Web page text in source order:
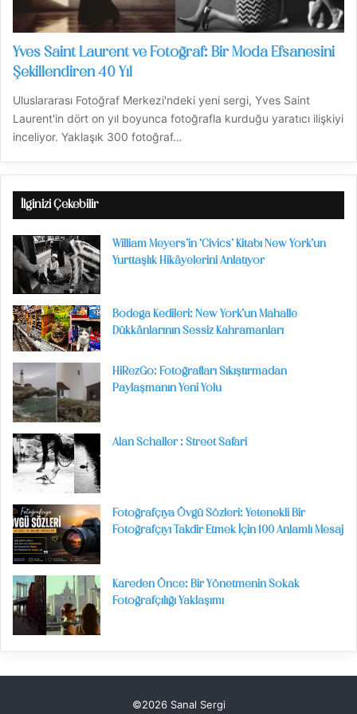
Yves Saint Laurent ve Fotoğraf: Bir Moda Efsanesini
Şekillendiren 40 Yıl
Uluslararası Fotoğraf Merkezi'ndeki yeni sergi, Yves Saint
Laurent'in dört on yıl boyunca fotoğrafla kurduğu yaratıcı ilişkiyi
inceliyor. Yaklaşık 300 fotoğraf…
İlginizi Çekebilir
William Meyers’in ‘Civics’ Kitabı New York’un
Yurttaşlık Hikâyelerini Anlatıyor
Bodega Kedileri: New York’un Mahalle
Dükkânlarının Sessiz Kahramanları
HiRezGo: Fotoğrafları Sıkıştırmadan
Paylaşmanın Yeni Yolu
Alan Schaller : Street Safari
Fotoğrafçıya Övgü Sözleri: Yetenekli Bir
Fotoğrafçıyı Takdir Etmek İçin 100 Anlamlı Mesaj
Kareden Önce: Bir Yönetmenin Sokak
Fotoğrafçılığı Yaklaşımı
©2026 Sanal Sergi